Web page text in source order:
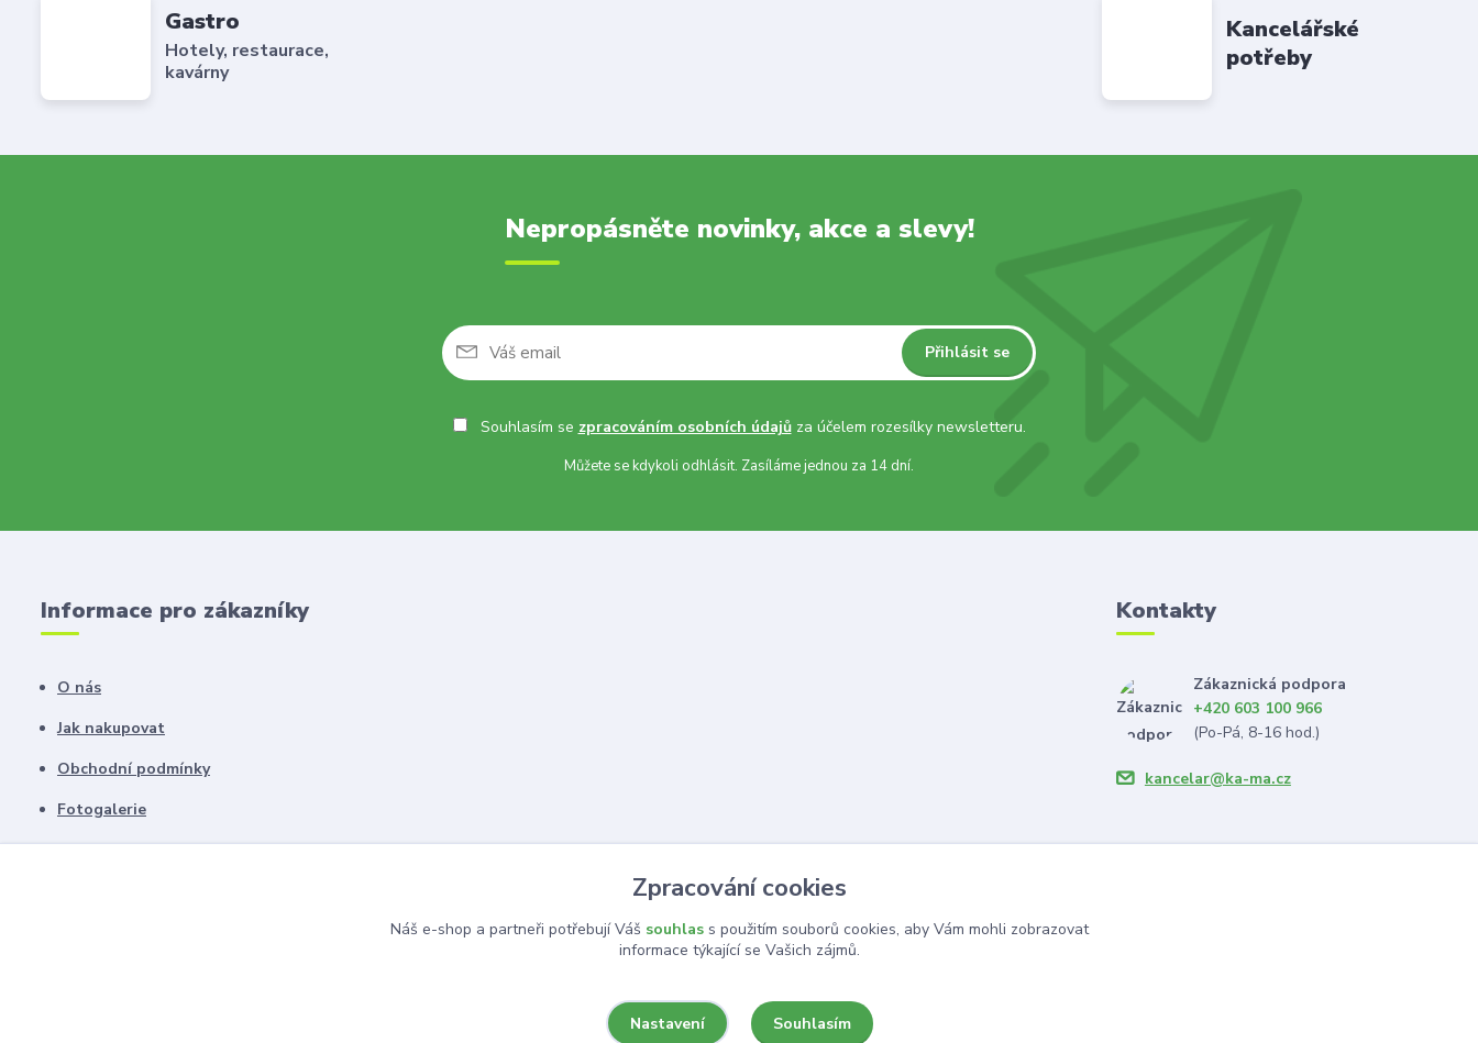
Gastro
Hotely, restaurace,
kavárny
Kancelářské
potřeby
Nepropásněte novinky, akce a slevy!
Přihlásit se
Souhlasím se zpracováním osobních údajůza účelem rozesílky newsletteru.
Můžete se kdykoli odhlásit. Zasíláme jednou za 14 dní.
Informace pro zákazníky
O nás
Jak nakupovat
Obchodní podmínky
Fotogalerie
Kontakty
Kontakty
Zákaznická podpora
+420 603 100 966
(Po-Pá, 8-16 hod.)
kancelar@ka-ma.cz
Zpracování cookies
Náš e-shop a partneři potřebují Váš souhlass použitím souborů cookies, aby Vám mohli zobrazovat
informace týkající se Vašich zájmů.
Nastavení Souhlasím